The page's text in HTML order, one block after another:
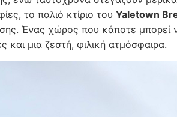
το παλιό κτίριο του Yaletown
Ένας χώρος που κάποτε μπορεί
και μια ζεστή, φιλική ατμόσφαιρα.